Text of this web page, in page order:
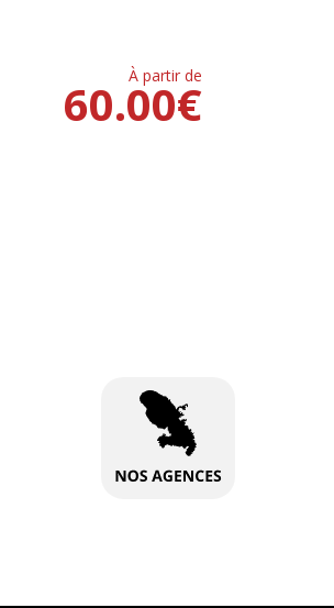
À partir de
€
60.00